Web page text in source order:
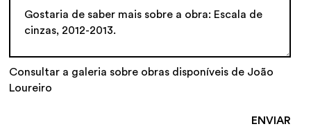
Consultar a galeria sobre obras disponíveis de João
Loureiro